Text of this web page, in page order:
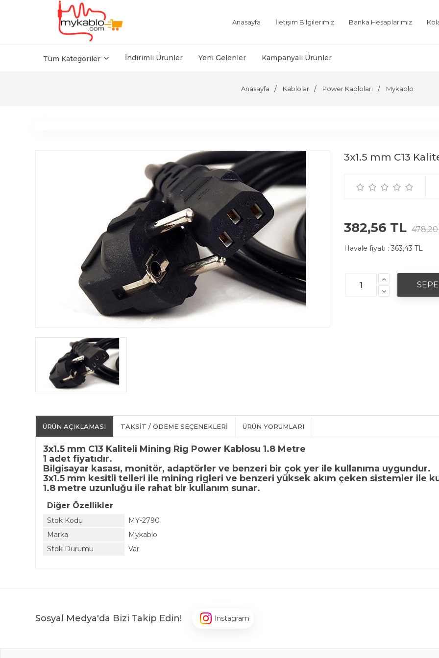
Anasayfa İletişim Bilgilerimiz Banka Hesaplarımız
Tüm Kategoriler İndirimli Ürünler Yeni Gelenler Kampanyali Ürünler
Anasayfa Kablolar Power Kabloları Mykablo
3x1.5 mm C13
382,56 TL
Havale fiyatı : 363,43 TL
ÜRÜN AÇIKLAMASI TAKSIT / ÖDEME SEÇENEKLERI ÜRÜN YORUMLARI
3x1.5 mm C13 Kaliteli Mining Rig Power Kablosu 1.8 Metre
1 adet fiyatıdır.
Bilgisayar kasası, monitör, adaptörler ve benzeri bir çok yer ile kullanıma uygundur.
3x1.5 mm kesitli telleri ile mining rigleri ve benzeri yüksek akım çeken sistemler ile
1.8 metre uzunluğu ile rahat bir kullanım sunar.
Diğer Özellikler
Stok Kodu
MY-2790
Marka
Mykablo
Stok Durumu
Var
Sosyal Medya'da Bizi Takip Edin! İnstagram